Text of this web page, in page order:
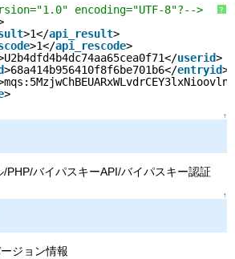
?
encoding="UTF-8"?-->
>1</api_result>
>1</api_rescode>
userid>
>68a414b956410f8f6be701b6</entryid>
>
↑
PHP/バイパスキーAPI/バイパスキー認証
↑
ジョン情報